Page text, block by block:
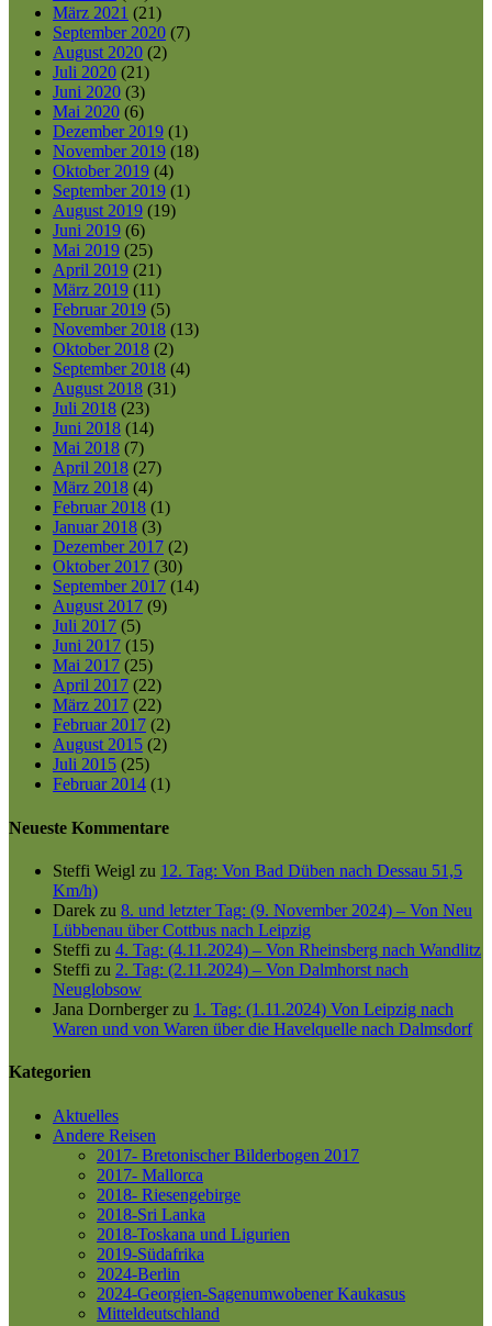
März 2021 (21)
September 2020 (7)
August 2020 (2)
Juli 2020 (21)
Juni 2020 (3)
Mai 2020 (6)
Dezember 2019 (1)
November 2019 (18)
Oktober 2019 (4)
September 2019 (1)
August 2019 (19)
Juni 2019 (6)
Mai 2019 (25)
April 2019 (21)
März 2019 (11)
Februar 2019 (5)
November 2018 (13)
Oktober 2018 (2)
September 2018 (4)
August 2018 (31)
Juli 2018 (23)
Juni 2018 (14)
Mai 2018 (7)
April 2018 (27)
März 2018 (4)
Februar 2018 (1)
Januar 2018 (3)
Dezember 2017 (2)
Oktober 2017 (30)
September 2017 (14)
August 2017 (9)
Juli 2017 (5)
Juni 2017 (15)
Mai 2017 (25)
April 2017 (22)
März 2017 (22)
Februar 2017 (2)
August 2015 (2)
Juli 2015 (25)
Februar 2014 (1)
Neueste Kommentare
Steffi Weigl zu 12. Tag: Von Bad Düben nach Dessau 51,5
Km/h)
Darek zu 8. und letzter Tag: (9. November 2024) – Von Neu
Lübbenau über Cottbus nach Leipzig
Steffi zu 4. Tag: (4.11.2024) – Von Rheinsberg nach Wandlitz
Steffi zu 2. Tag: (2.11.2024) – Von Dalmhorst nach
Neuglobsow
Jana Dornbergerzu 1. Tag: (1.11.2024) Von Leipzig nach
Waren und von Waren über die Havelquelle nach Dalmsdorf
Kategorien
Aktuelles
Andere Reisen
2017- Bretonischer Bilderbogen 2017
2017- Mallorca
2018- Riesengebirge
2018-Sri Lanka
2018-Toskana und Ligurien
2019-Südafrika
2024-Berlin
2024-Georgien-Sagenumwobener Kaukasus
Mitteldeutschland